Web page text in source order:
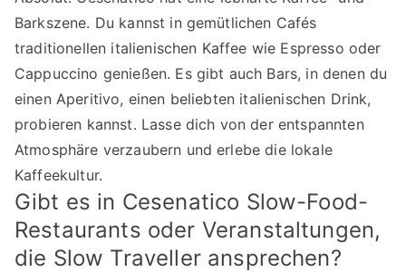
Barkszene. Du kannst in gemütlichen Cafés
traditionellen italienischen Kaffee wie Espresso oder
Cappuccino genießen. Es gibt auch Bars, in denen du
einen Aperitivo, einen beliebten italienischen Drink,
probieren kannst. Lasse dich von der entspannten
Atmosphäre verzaubern und erlebe die lokale
Kaffeekultur.
Gibt es in Cesenatico Slow-Food-
Restaurants oder Veranstaltungen,
die Slow Traveller ansprechen?